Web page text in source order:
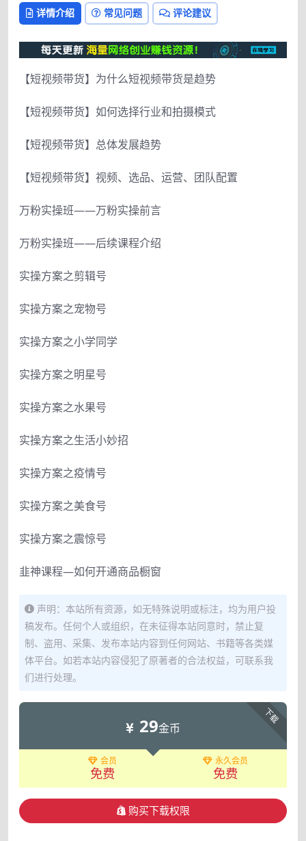
详情介绍 常见问题 评论建议
【短视频带货】为什么短视频带货是趋势
【短视频带货】如何选择行业和拍摄模式
【短视频带货】总体发展趋势
【短视频带货】视频、选品、运营、团队配置
万粉实操班——万粉实操前言
万粉实操班——后续课程介绍
实操方案之剪辑号
实操方案之宠物号
实操方案之小学同学
实操方案之明星号
实操方案之水果号
实操方案之生活小妙招
实操方案之疫情号
实操方案之美食号
实操方案之震惊号
韭神课程—如何开通商品橱窗
声明：本站所有资源，如无特殊说明或标注，均为用户投
稿发布。任何个人或组织，在未征得本站同意时，禁止复
制、盗用、采集、发布本站内容到任何网站、书籍等各类媒
体平台。如若本站内容侵犯了原著者的合法权益，可联系我
们进行处理。
下载
29金币
会员
免费
永久会员
免费
购买下载权限